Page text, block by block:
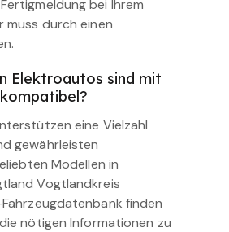
bei Ihrem
durch einen
Elektroautos sind mit
eine Vielzahl
gewährleisten
Modellen in
Vogtlandkreis
finden
nötigen Informationen zu